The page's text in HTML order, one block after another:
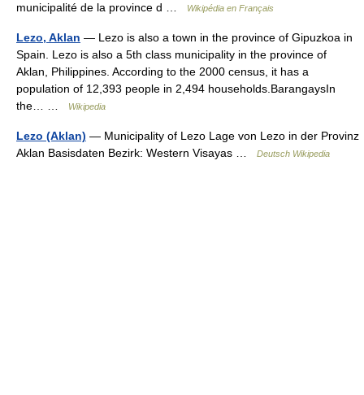
municipalité de la province d …
Wikipédia en Français
Lezo, Aklan — Lezo is also a town in the province of Gipuzkoa in
Spain. Lezo is also a 5th class municipality in the province of
Aklan, Philippines. According to the 2000 census, it has a
population of 12,393 people in 2,494 households.BarangaysIn
the… …
Wikipedia
Lezo (Aklan) — Municipality of Lezo Lage von Lezo in der Provinz
Aklan Basisdaten Bezirk: Western Visayas …
Deutsch Wikipedia